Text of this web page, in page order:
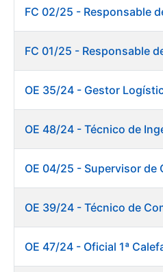
Mostrar/Ocultar
Mostrar/Ocultar
Mostrar/Ocultar
FC 02/25 - Responsable
FC 01/25 - Responsable
OE 47/24 - Oficial 1ª